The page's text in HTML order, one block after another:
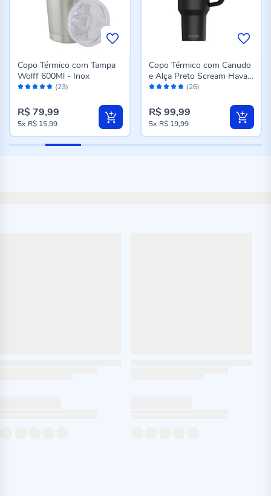
Avaliação: (23)
Copo Térmico com Tampa
Wolff 600Ml - Inox
R$ 79,99
5x R$ 15,99
Avaliação: (26)
Copo Térmico com Canudo
e Alça Preto Scream Havan
Casa - 1,2 Litros
R$ 99,99
5x R$ 19,99